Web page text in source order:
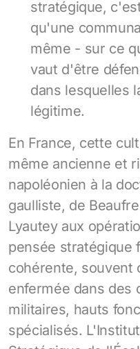
stratégique,
qu'une
même - sur ce
vaut d'être
dans lesquelles
légitime.
En France, cette
même ancienne et
napoléonien à la
gaulliste, de
Lyautey aux
pensée stratégique
cohérente, souvent
enfermée dans des
militaires, hauts
spécialisés.